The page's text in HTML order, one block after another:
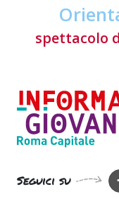
spettacolo
Seguici su